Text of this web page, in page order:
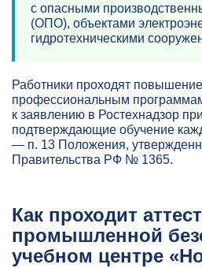
с опасными
(ОПО), объектами
гидротехническими
Работники проходят
профессиональным
к заявлению в Ростехнадзор
подтверждающие обучение
— п. 13 Положения,
Правительства РФ № 1365.
Как проходит
промышленной
учебном центре